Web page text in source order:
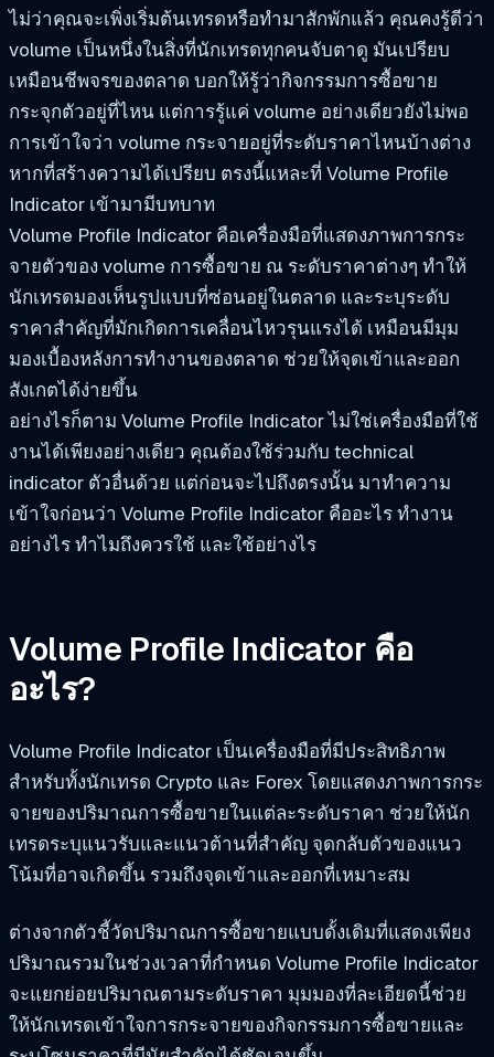
ไม่ว่าคุณจะเพิ่งเริ่มต้นเทรดหรือทำมาสักพักแล้ว คุณคงรู้ดีว่า
volume เป็นหนึ่งในสิ่งที่นักเทรดทุกคนจับตาดู มันเปรียบ
เหมือนชีพจรของตลาด บอกให้รู้ว่ากิจกรรมการซื้อขาย
กระจุกตัวอยู่ที่ไหน แต่การรู้แค่ volume อย่างเดียวยังไม่พอ
การเข้าใจว่า volume กระจายอยู่ที่ระดับราคาไหนบ้างต่าง
หากที่สร้างความได้เปรียบ ตรงนี้แหละที่ Volume Profile
Indicator เข้ามามีบทบาท
Volume Profile Indicator คือเครื่องมือที่แสดงภาพการกระ
จายตัวของ volume การซื้อขาย ณ ระดับราคาต่างๆ ทำให้
นักเทรดมองเห็นรูปแบบที่ซ่อนอยู่ในตลาด และระบุระดับ
ราคาสำคัญที่มักเกิดการเคลื่อนไหวรุนแรงได้ เหมือนมีมุม
มองเบื้องหลังการทำงานของตลาด ช่วยให้จุดเข้าและออก
สังเกตได้ง่ายขึ้น
อย่างไรก็ตาม Volume Profile Indicator ไม่ใช่เครื่องมือที่ใช้
งานได้เพียงอย่างเดียว คุณต้องใช้ร่วมกับ technical
indicator ตัวอื่นด้วย แต่ก่อนจะไปถึงตรงนั้น มาทำความ
เข้าใจก่อนว่า Volume Profile Indicator คืออะไร ทำงาน
อย่างไร ทำไมถึงควรใช้ และใช้อย่างไร
Volume Profile Indicator คือ
อะไร?
Volume Profile Indicator เป็นเครื่องมือที่มีประสิทธิภาพ
สำหรับทั้งนักเทรด Crypto และ Forex โดยแสดงภาพการกระ
จายของปริมาณการซื้อขายในแต่ละระดับราคา ช่วยให้นัก
เทรดระบุแนวรับและแนวต้านที่สำคัญ จุดกลับตัวของแนว
โน้มที่อาจเกิดขึ้น รวมถึงจุดเข้าและออกที่เหมาะสม
ต่างจากตัวชี้วัดปริมาณการซื้อขายแบบดั้งเดิมที่แสดงเพียง
ปริมาณรวมในช่วงเวลาที่กำหนด Volume Profile Indicator
จะแยกย่อยปริมาณตามระดับราคา มุมมองที่ละเอียดนี้ช่วย
ให้นักเทรดเข้าใจการกระจายของกิจกรรมการซื้อขายและ